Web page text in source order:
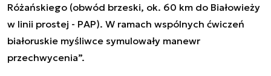
Różańskiego (obwód brzeski, ok. 60 km do Białowieży
w linii prostej - PAP). W ramach wspólnych ćwiczeń
białoruskie myśliwce symulowały manewr
przechwycenia”.